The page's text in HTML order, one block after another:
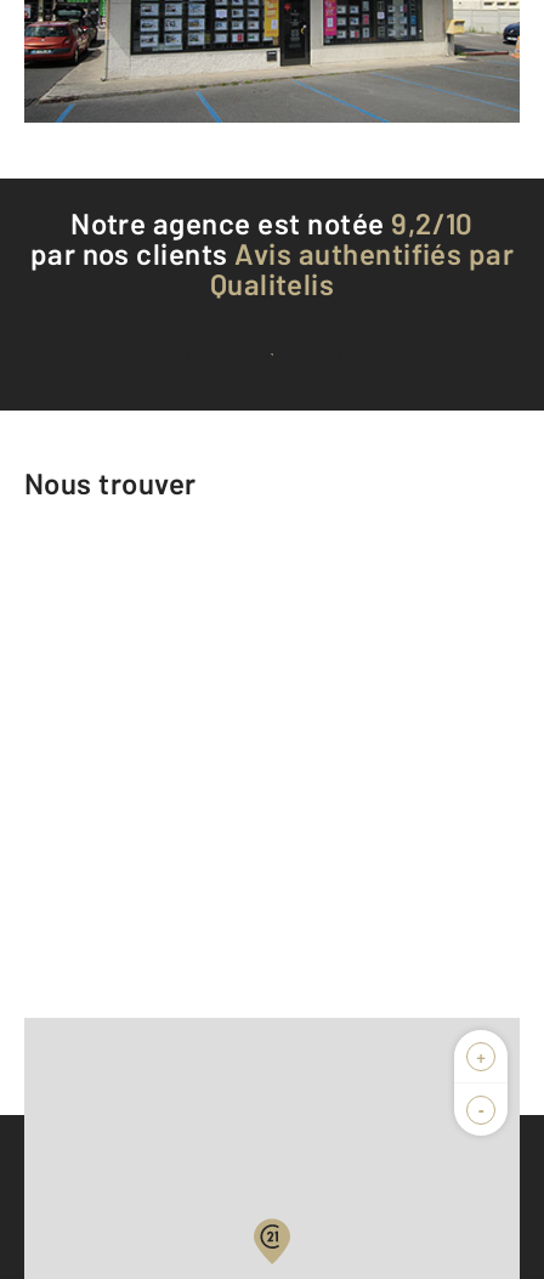
Envoyer un message
Téléphoner à l'agence
Notre agence est notée 9,2/10
par nos clients Avis authentifiés par
Qualitelis
Voir tous les avis clients
Nous trouver
+
-